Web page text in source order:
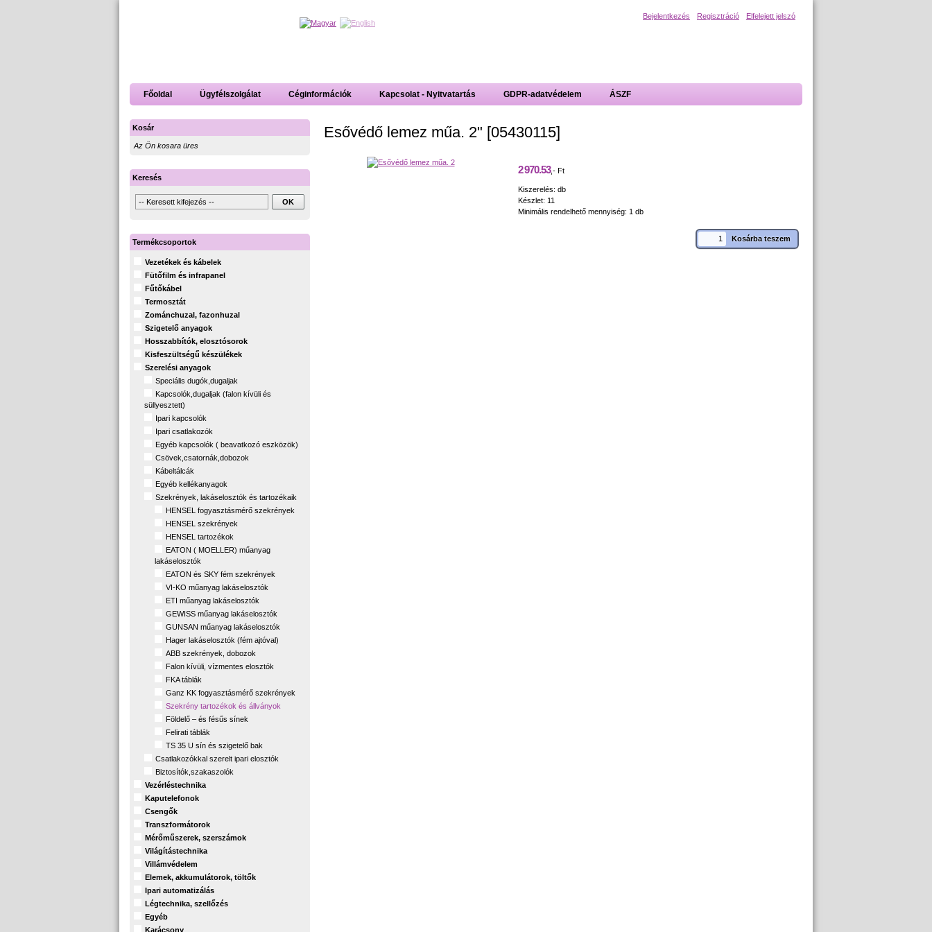
Bejelentkezés Regisztráció Elfelejett jelszó
Főoldal Ügyfélszolgálat Céginformációk Kapcsolat - Nyitvatartás GDPR-adatvédelem ÁSZF
Esővédő lemez műa. 2" [05430115]
2 970.53,- Ft
Kiszerelés: db
Készlet: 11
Minimális rendelhető mennyiség: 1 db
Kosár
Az Ön kosara üres
Keresés
Termékcsoportok
Vezetékek és kábelek
Fütőfilm és infrapanel
Fűtőkábel
Termosztát
Zománchuzal, fazonhuzal
Szigetelő anyagok
Hosszabbítók, elosztósorok
Kisfeszültségű készülékek
Szerelési anyagok
Speciális dugók,dugaljak
Kapcsolók,dugaljak (falon kívüli és
süllyesztett)
Ipari kapcsolók
Ipari csatlakozók
Egyéb kapcsolók ( beavatkozó eszközök)
Csövek,csatornák,dobozok
Kábeltálcák
Egyéb kellékanyagok
Szekrények, lakáselosztók és tartozékaik
HENSEL fogyasztásmérő szekrények
HENSEL szekrények
HENSEL tartozékok
EATON ( MOELLER) műanyag
lakáselosztók
EATON és SKY fém szekrények
VI-KO műanyag lakáselosztók
ETI műanyag lakáselosztók
GEWISS műanyag lakáselosztók
GUNSAN műanyag lakáselosztók
Hager lakáselosztók (fém ajtóval)
ABB szekrények, dobozok
Falon kívüli, vízmentes elosztók
FKA táblák
Ganz KK fogyasztásmérő szekrények
Szekrény tartozékok és állványok
Földelő – és fésűs sínek
Felirati táblák
TS 35 U sín és szigetelő bak
Csatlakozókkal szerelt ipari elosztók
Biztosítók,szakaszolók
Vezérléstechnika
Kaputelefonok
Csengők
Transzformátorok
Mérőműszerek, szerszámok
Világítástechnika
Villámvédelem
Elemek, akkumulátorok, töltők
Ipari automatizálás
Légtechnika, szellőzés
Egyéb
Karácsony